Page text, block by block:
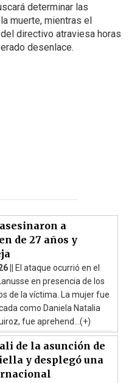
determinar las
muerte, mientras el
directivo atraviesa horas
desenlace.
a
de 27 años y
||
El ataque ocurrió en el
en presencia de los
de la víctima. La mujer fue
como Daniela Natalia
fue aprehend...(+)
de la asunción de
y desplegó una